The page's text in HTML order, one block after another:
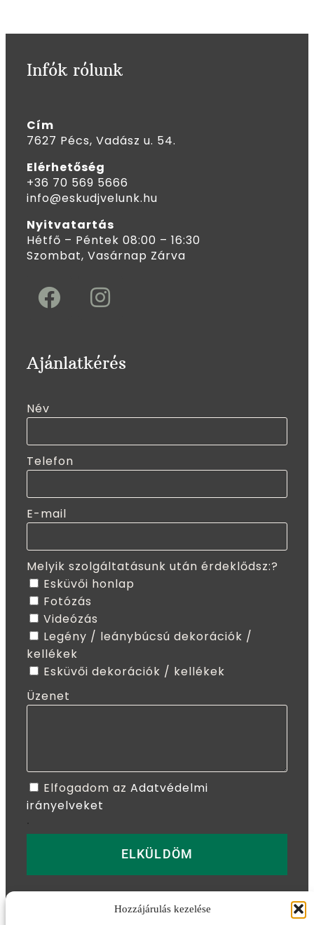
Hozzájárulás kezelése
Infók rólunk
Cím
7627 Pécs, Vadász u. 54.
Elérhetőség
+36 70 569 5666
info@eskudjvelunk.hu
Nyitvatartás
Hétfő – Péntek 08:00 – 16:30
Szombat, Vasárnap Zárva
Ajánlatkérés
Név
Telefon
E-mail
Melyik szolgáltatásunk után érdeklődsz:?
Esküvői honlap
Fotózás
Videózás
Legény / leánybúcsú dekorációk /
kellékek
Esküvői dekorációk / kellékek
Üzenet
Elfogadom az Adatvédelmi
irányelveket
ELKÜLDÖM